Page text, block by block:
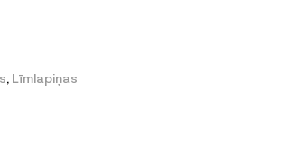
, Līmlapiņas